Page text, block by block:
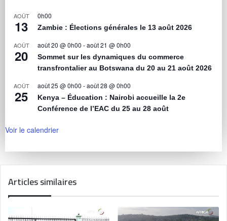
AOÛT
13
0h00
Zambie : Élections générales le 13 août 2026
AOÛT
20
août 20 @ 0h00 -août 21 @ 0h00
Sommet sur les dynamiques du commerce
transfrontalier au Botswana du 20 au 21 août 2026
AOÛT
25
août 25 @ 0h00 -août 28 @ 0h00
Kenya – Éducation : Nairobi accueille la 2e
Conférence de l’EAC du 25 au 28 août
Voir le calendrier
Articles similaires